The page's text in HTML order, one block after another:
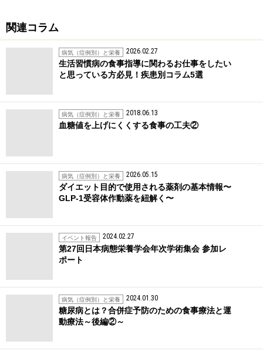
関連コラム
病気（症例別）と栄養 2026.02.27
生活習慣病の食事指導に関わるお仕事をしたい
と思っている方必見！疾患別コラム5選
病気（症例別）と栄養 2018.06.13
血糖値を上げにくくする食事の工夫②
病気（症例別）と栄養 2026.05.15
ダイエット目的で使用される薬剤の基本情報〜
GLP-1受容体作動薬を紐解く〜
イベント報告 2024.02.27
第27回日本病態栄養学会年次学術集会 参加レ
ポート
病気（症例別）と栄養 2024.01.30
糖尿病とは？合併症予防のための食事療法と運
動療法～後編②～